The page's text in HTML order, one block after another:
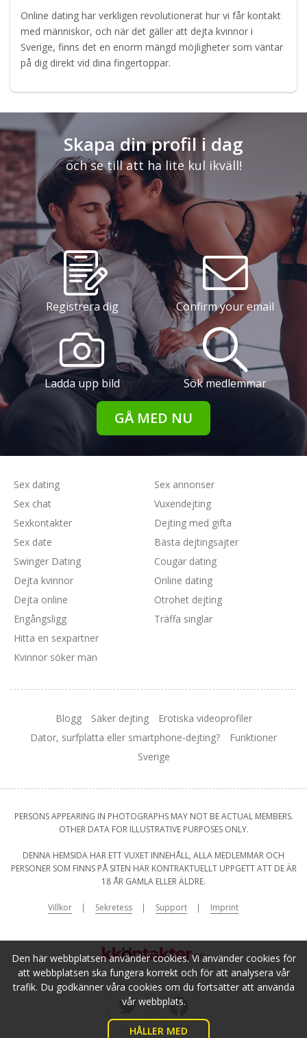
Online dating har verkligen revolutionerat hur vi får kontakt
med människor, och när det gäller att dejta kvinnor i
Sverige, finns det en enorm mängd möjligheter som väntar
på dig direkt vid dina fingertoppar.
Skapa din profil i dag
och se till att ha lite kul ikväll!
Registrera dig Confirm your email
Ladda upp bild Sök medlemmar
GÅ MED NU
Den här webbplatsen använder cookies. Vi använder cookies för
att webbplatsen ska fungera korrekt och för att analysera vår
trafik. Du godkänner våra cookies om du fortsätter att använda
vår webbplats.
HÅLLER MED
Sex dating
Sex chat
Sexkontakter
Sex date
Swinger Dating
Sex annonser
Vuxendejting
Dejting med gifta
Bästa dejtingsajter
Cougar dating
Dejta kvinnor
Dejta online
Engångsligg
Hitta en sexpartner
Kvinnor söker män
Online dating
Otrohet dejting
Träffa singlar
Blogg Säker dejting
Erotiska videoprofiler
Dator, surfplatta eller smartphone-dejting?
Funktioner
Sverige
PERSONS APPEARING IN PHOTOGRAPHS MAY NOT BE ACTUAL MEMBERS.
OTHER DATA FOR ILLUSTRATIVE PURPOSES ONLY.
DENNA HEMSIDA HAR ETT VUXET INNEHÅLL, ALLA MEDLEMMAR OCH
PERSONER SOM FINNS PÅ SITEN HAR KONTRAKTUELLT UPPGETT ATT DE ÄR
18 ÅR GAMLA ELLER ÄLDRE.
Villkor Sekretess Support Imprint